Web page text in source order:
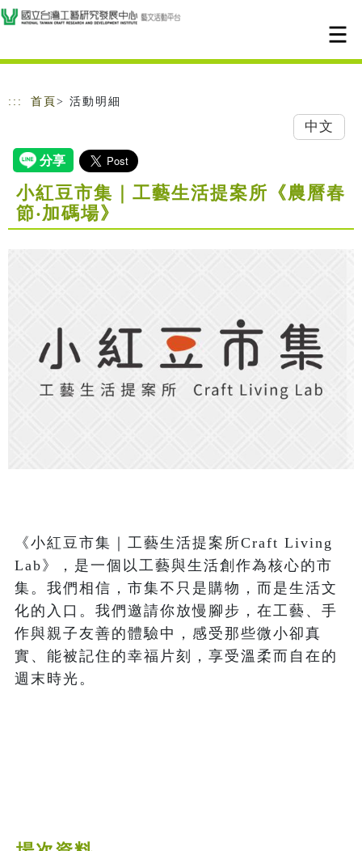
跳到主要內容
網站導覽
::: 首頁 > 活動明細
中文
小紅豆市集｜工藝生活提案所《農曆春
節‧加碼場》
《小紅豆市集｜工藝生活提案所Craft Living
Lab》，是一個以工藝與生活創作為核心的市
集。我們相信，市集不只是購物，而是生活文
化的入口。我們邀請你放慢腳步，在工藝、手
作與親子友善的體驗中，感受那些微小卻真
實、能被記住的幸福片刻，享受溫柔而自在的
週末時光。